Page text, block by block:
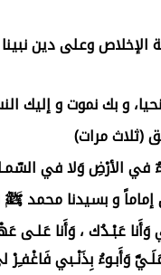
وعلى دين
و بك نموت و إليك
(ثلاث مرات)
الأرْضِ وَلا في
إماماً و بسيدنا محمد
وَأَنا عَبْـدُك ، وَأَنا
وَأَبـوءُ بِذَنْـبي فَاغْفـِرْ